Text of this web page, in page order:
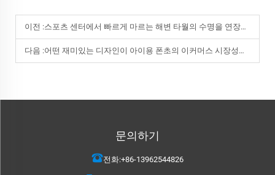
이전 :스포츠 센터에서 빠르게 마르는 해변 타월의 수명을 연장하기 위해 어떤 제조 방식을 선택해야 하나요?
다음 :어떤 재미있는 디자인이 아이용 폰초의 이커머스 시장성과 매력도를 높일 수 있나요?
문의하기
전화:+86-13962544826